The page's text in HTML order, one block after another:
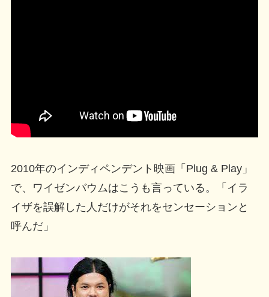
2010年のインディペンデント映画「Plug & Play」
で、ワイゼンバウムはこうも言っている。「イラ
イザを誤解した人だけがそれをセンセーションと
呼んだ」